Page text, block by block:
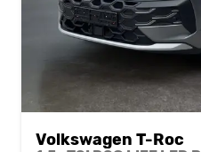
Volkswagen T-Roc